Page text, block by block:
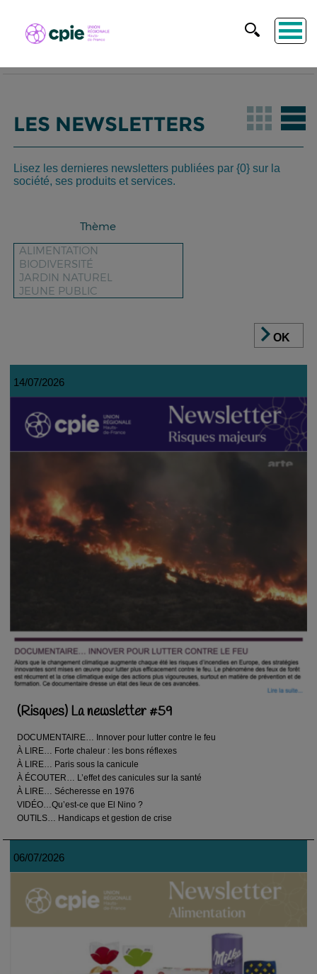
LES NEWSLETTERS
Lisez les dernieres newsletters publiées par {0} sur la
société, ses produits et services.
Thème
OK
14/07/2026
(Risques) La newsletter #59
DOCUMENTAIRE… Innover pour lutter contre le feu
À LIRE… Forte chaleur : les bons réflexes
À LIRE… Paris sous la canicule
À ÉCOUTER… L’effet des canicules sur la santé
À LIRE… Sécheresse en 1976
VIDÉO…Qu’est-ce que El Nino ?
OUTILS… Handicaps et gestion de crise
06/07/2026